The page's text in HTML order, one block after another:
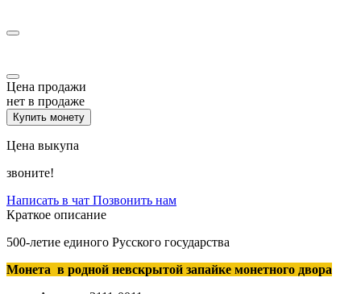
Цена продажи
нет в продаже
Купить монету
Цена выкупа
звоните!
Написать в чат Позвонить нам
Краткое описание
500-летие единого Русского государства
Монета в родной невскрытой запайке монетного двора